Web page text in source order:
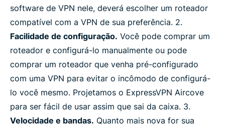
software de VPN nele, deverá escolher um roteador
compatível com a VPN de sua preferência. 2.
Facilidade de configuração. Você pode comprar um
roteador e configurá-lo manualmente ou pode
comprar um roteador que venha pré-configurado
com uma VPN para evitar o incômodo de configurá-
lo você mesmo. Projetamos o ExpressVPN Aircove
para ser fácil de usar assim que sai da caixa. 3.
Velocidade e bandas. Quanto mais nova for sua